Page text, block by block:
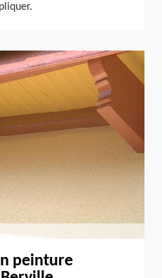
peinture